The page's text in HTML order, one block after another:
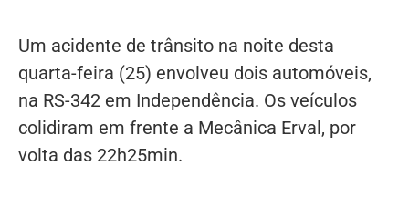
Um acidente de trânsito na noite desta
quarta-feira (25) envolveu dois automóveis,
na RS-342 em Independência. Os veículos
colidiram em frente a Mecânica Erval, por
volta das 22h25min.